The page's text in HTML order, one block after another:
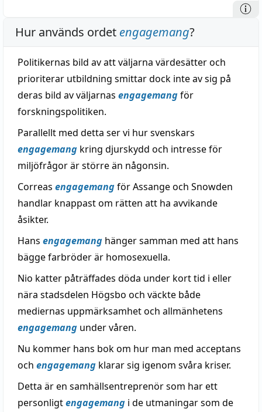
Hur används ordet engagemang?
Politikernas bild av att väljarna värdesätter och
prioriterar utbildning smittar dock inte av sig på
deras bild av väljarnas engagemangför
forskningspolitiken.
Parallellt med detta ser vi hur svenskars
engagemang kring djurskydd och intresse för
miljöfrågor är större än någonsin.
Correas engagemangför Assange och Snowden
handlar knappast om rätten att ha avvikande
åsikter.
Hans engagemang hänger samman med att hans
bägge farbröder är homosexuella.
Nio katter påträffades döda under kort tid i eller
nära stadsdelen Högsbo och väckte både
mediernas uppmärksamhet och allmänhetens
engagemang under våren.
Nu kommer hans bok om hur man med acceptans
och engagemang klarar sig igenom svåra kriser.
Detta är en samhällsentreprenör som har ett
personligtengagemang i de utmaningar som de